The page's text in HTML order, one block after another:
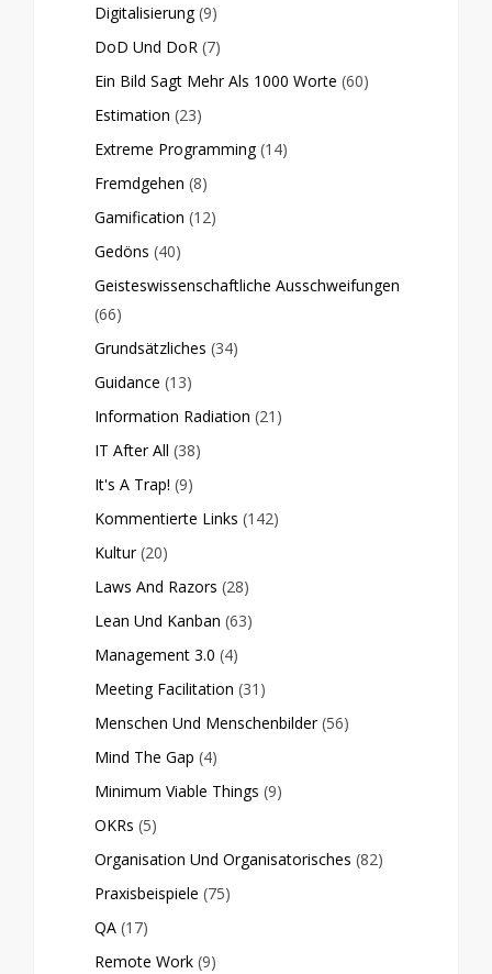
Digitalisierung (9)
DoD Und DoR (7)
Ein Bild Sagt Mehr Als 1000 Worte (60)
Estimation (23)
Extreme Programming (14)
Fremdgehen (8)
Gamification (12)
Gedöns (40)
Geisteswissenschaftliche Ausschweifungen
(66)
Grundsätzliches (34)
Guidance (13)
Information Radiation (21)
IT After All (38)
It's A Trap! (9)
Kommentierte Links (142)
Kultur (20)
Laws And Razors (28)
Lean Und Kanban (63)
Management 3.0 (4)
Meeting Facilitation (31)
Menschen Und Menschenbilder (56)
Mind The Gap (4)
Minimum Viable Things (9)
OKRs (5)
Organisation Und Organisatorisches (82)
Praxisbeispiele (75)
QA (17)
Remote Work (9)